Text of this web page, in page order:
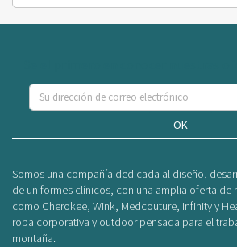
OK
Somos una compañía dedicada al diseño,
de uniformes clínicos, con una amplia oferta de
como Cherokee, Wink, Medcouture, Infinity y
ropa corporativa y outdoor pensada para el
montaña.